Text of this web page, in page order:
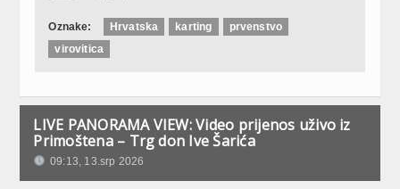
Oznake: Hrvatska karting
prvenstvo
virovitica
LIVE PANORAMA VIEW: Video prijenos uživo iz
Primoštena – Trg don Ive Šarića
09:13, 13.srp 2026